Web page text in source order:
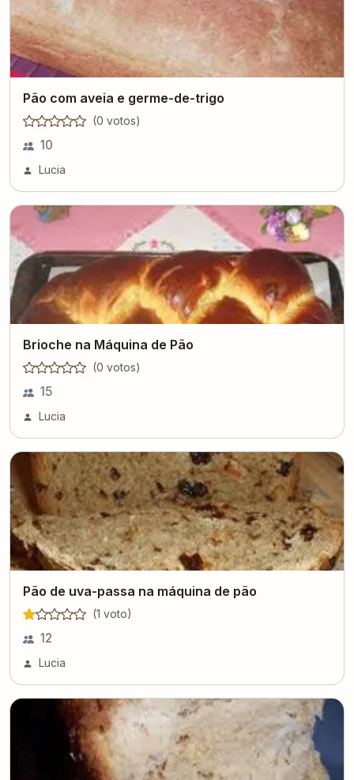
Pão com aveia e germe-de-trigo
(0 votos)
10
Lucia
Brioche na Máquina de Pão
(0 votos)
15
Lucia
Pão de uva-passa na máquina de pão
(1 voto)
12
Lucia